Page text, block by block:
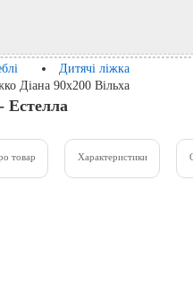
Дитячі ліжка
Діана 90x200 Вільха
Естелла
товар Характеристики